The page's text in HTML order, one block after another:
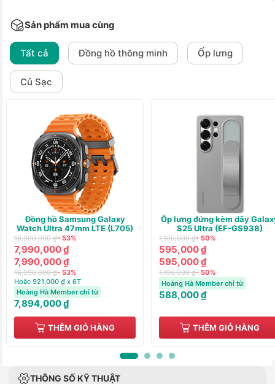
Sản phẩm mua cùng
Tất cả Đồng hồ thông minh Ốp lưng
Củ Sạc
Đồng hồ Samsung Galaxy
Watch Ultra 47mm LTE (L705)
16,990,000 ₫- 53%
7,990,000 ₫
7,990,000 ₫
16,990,000 ₫- 53%
Hoặc 921,000 ₫ x 6T
Hoàng Hà Member chỉ từ
7,894,000 ₫
THÊM GIỎ HÀNG
Ốp lưng đứng kèm dây
S25 Ultra (EF-GS938)
1,190,000 ₫- 50%
595,000 ₫
595,000 ₫
1,190,000 ₫- 50%
Hoàng Hà Member chỉ từ
588,000 ₫
THÊM GIỎ HÀNG
THÔNG SỐ KỸ THUẬT